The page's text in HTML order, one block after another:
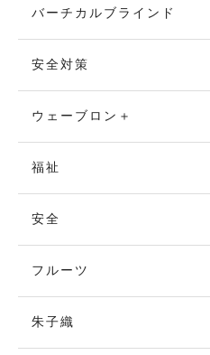
バーチカルブラインド
安全対策
ウェーブロン＋
福祉
安全
フルーツ
朱子織